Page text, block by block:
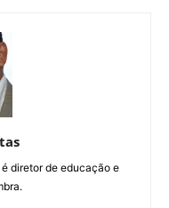
diretor de educação e